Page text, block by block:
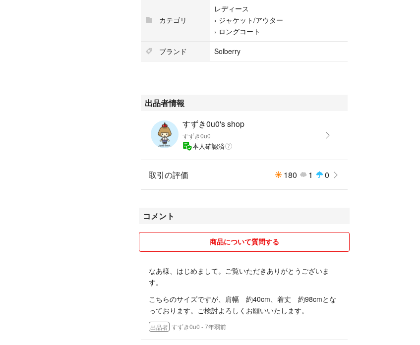
カテゴリ
レディース
› ジャケット/アウター
› ロングコート
ブランド
Solberry
出品者情報
すずき0u0's shop
すずき0u0
本人確認済
取引の評価 180 1 0
コメント
商品について質問する
なあ様、はじめまして。ご覧いただきありがとうございま
す。
こちらのサイズですが、肩幅 約40cm、着丈 約98cmとな
っております。ご検討よろしくお願いいたします。
出品者 すずき0u0 - 7年弱前